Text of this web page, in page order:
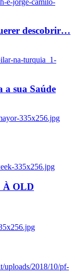
descobrir…
na-turquia_1-
sua Saúde
335x256.jpg
335x256.jpg
À OLD
uploads/2018/10/pf-